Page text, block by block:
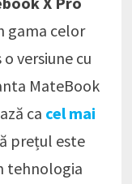
gama celor
o versiune cu
MateBook
ca cel mai
prețul este
tehnologia